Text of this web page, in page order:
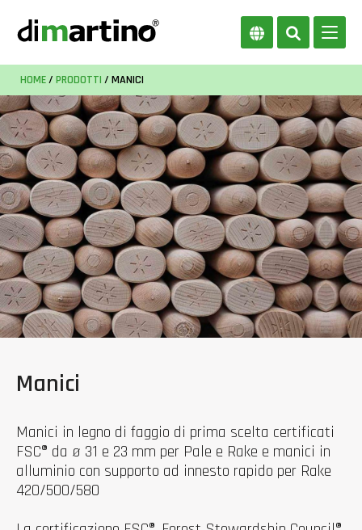
HOME/ PRODOTTI / MANICI
Manici
Manici in legno di faggio di prima scelta certificati
FSC® da ø 31 e 23 mm per Pale e Rake e manici in
alluminio con supporto ad innesto rapido per Rake
420/500/580